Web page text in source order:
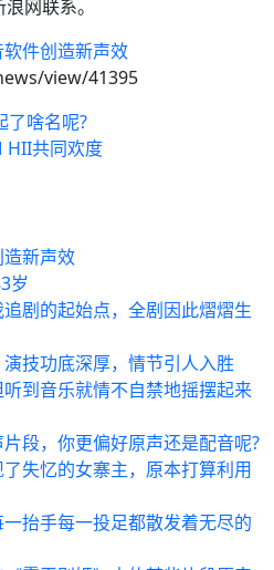
网联系。
件创造新声效
view/41395
了啥名呢?
HII共同欢度
新声效
岁
剧的起始点，全剧因此熠熠生
技功底深厚，情节引人入胜
到音乐就情不自禁地摇摆起来
段，你更偏好原声还是配音呢?
失忆的女寨主，原本打算利用
抬手每一投足都散发着无尽的